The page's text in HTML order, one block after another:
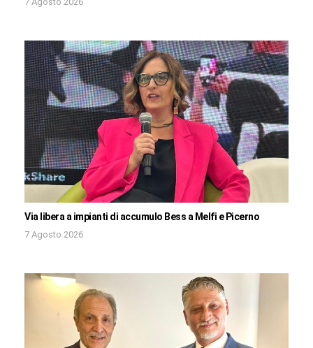
Via libera a impianti di accumulo Bess a Melfi e Picerno
7 Agosto 2026